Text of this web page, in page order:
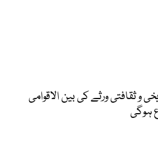
و ثقافتی ورثے کی بین الاقوامی